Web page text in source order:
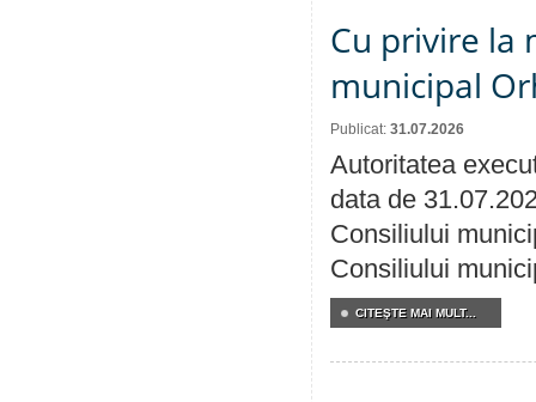
Cu privire la
municipal
Publicat: 31.07.2026
Autoritatea
data de
Consiliului
Consiliului
CITEŞTE MAI MULT...